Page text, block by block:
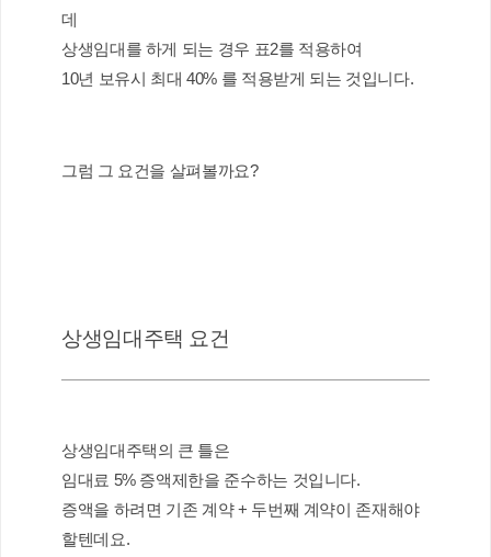
데
상생임대를 하게 되는 경우 표2를 적용하여
10년 보유시 최대 40% 를 적용받게 되는 것입니다.
그럼 그 요건을 살펴볼까요?
상생임대주택 요건
상생임대주택의 큰 틀은
임대료 5% 증액제한을 준수하는 것입니다.
증액을 하려면 기존 계약 + 두번째 계약이 존재해야
할텐데요.